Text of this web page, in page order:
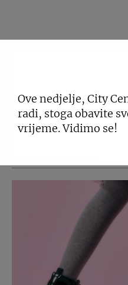
Ove nedjelje, City
radi, stoga obavite
vrijeme. Vidimo se!